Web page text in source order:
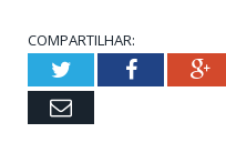
COMPARTILHAR:
TwitterFacebook
Email